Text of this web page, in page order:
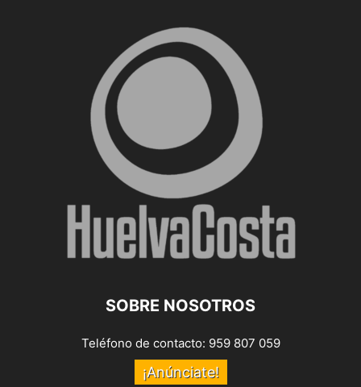
SOBRE NOSOTROS
Teléfono de contacto: 959 807 059
¡Anúnciate!